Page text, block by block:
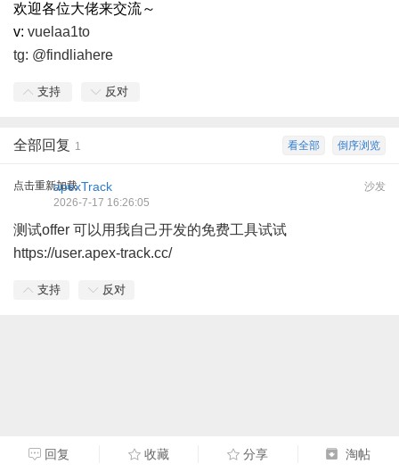
欢迎各位大佬来交流～
v: vuelaa1to
tg: @findliahere
支持 反对
倒序浏览
看全部
全部回复 1
点击重新加载 沙发
apexTrack
2026-7-17 16:26:05
测试offer 可以用我自己开发的免费工具试试
https://user.apex-track.cc/
支持 反对
回复 收藏 分享 淘帖